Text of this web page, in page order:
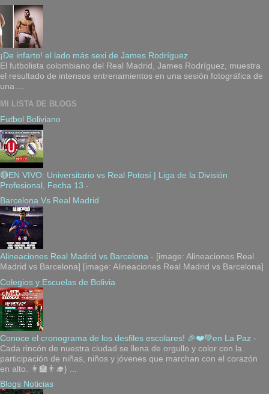
¡De infarto! el lado más sexi de James Rodríguez
El futbolista colombiano del Real Madrid, James Rodríguez, muestra
el resultado de intensos entrenamientos en una sesión fotográfica de
una ...
MI LISTA DE BLOGS
Futbol Boliviano
🔴EN VIVO: Universitario vs Real Potosí | Liga de la División
Profesional, Fecha 13 -
Barcelona Vs Real Madrid
Alineaciones Real Madrid vs Barcelona - [image: Alineaciones Real
Madrid vs Barcelona] [image: Alineaciones Real Madrid vs Barcelona]
Colegios y Escuelas de Bolivia
Conoce el cronograma de los desfiles escolares! 🎉❤️💚en La Paz -
Cada rincón de nuestra ciudad se llena de orgullo y color con la
participación de niñas, niños y jóvenes que marchan con el corazón
en alto. 👩‍🏫👨‍🎓} ...
Blogs Noticias